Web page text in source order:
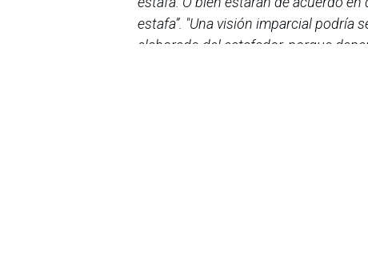
estafa”. "Una visión imparcial podría
elaborado del estafador, porque